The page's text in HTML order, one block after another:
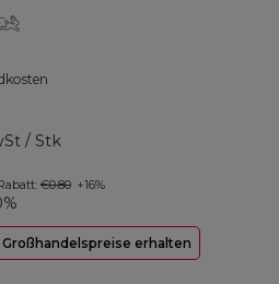
/ Stk
€0.80 +16%
Großhandelspreise erhalten